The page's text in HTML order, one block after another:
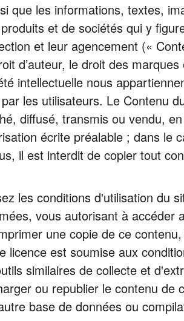
que les informations, textes,
et de sociétés qui y
et leur agencement («
d’auteur, le droit des
intellectuelle nous
les utilisateurs. Le Contenu
diffusé, transmis ou vendu,
écrite préalable ; dans le
il est interdit de copier tout
les conditions d'utilisation du
vous autorisant à
une copie de ce
licence est soumise aux
similaires de collecte et
ou republier le contenu
base de données ou